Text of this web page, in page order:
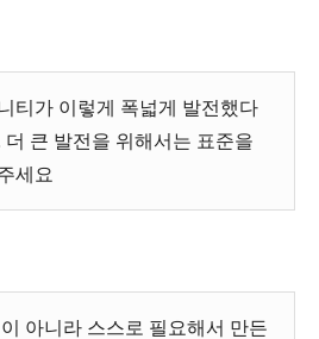
티가 이렇게 폭넓게 발전했다
큰 발전을 위해서는 표준을
세요
아니라 스스로 필요해서 만든